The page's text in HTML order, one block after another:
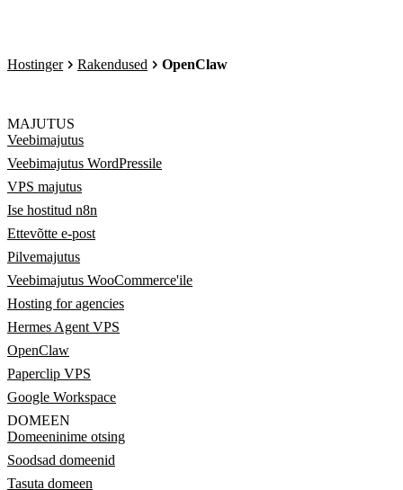
Hostinger Rakendused OpenClaw
MAJUTUS
Veebimajutus
Veebimajutus WordPressile
VPS majutus
Ise hostitud n8n
Ettevõtte e-post
Pilvemajutus
Veebimajutus WooCommerce'ile
Hosting for agencies
Hermes Agent VPS
OpenClaw
Paperclip VPS
Google Workspace
DOMEEN
Domeeninime otsing
Soodsad domeenid
Tasuta domeen